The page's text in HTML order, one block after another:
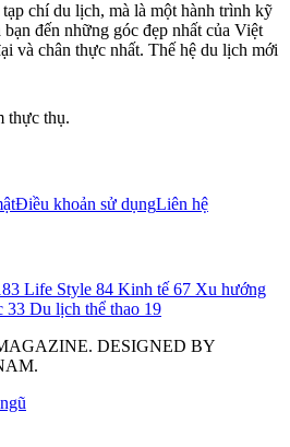
chí du lịch, mà là một hành trình kỹ
đến những góc đẹp nhất của Việt
và chân thực nhất. Thế hệ du lịch mới
thực thụ.
Điều khoản sử dụngLiên hệ
Life Style 84 Kinh tế 67 Xu hướng
33 Du lịch thể thao 19
DESIGNED BY